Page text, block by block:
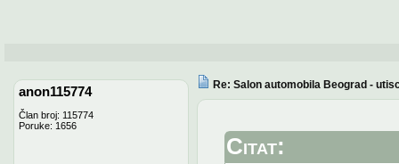
anon115774
Član broj: 115774
Poruke: 1656
Re: Salon automobila Beograd -
Citat: